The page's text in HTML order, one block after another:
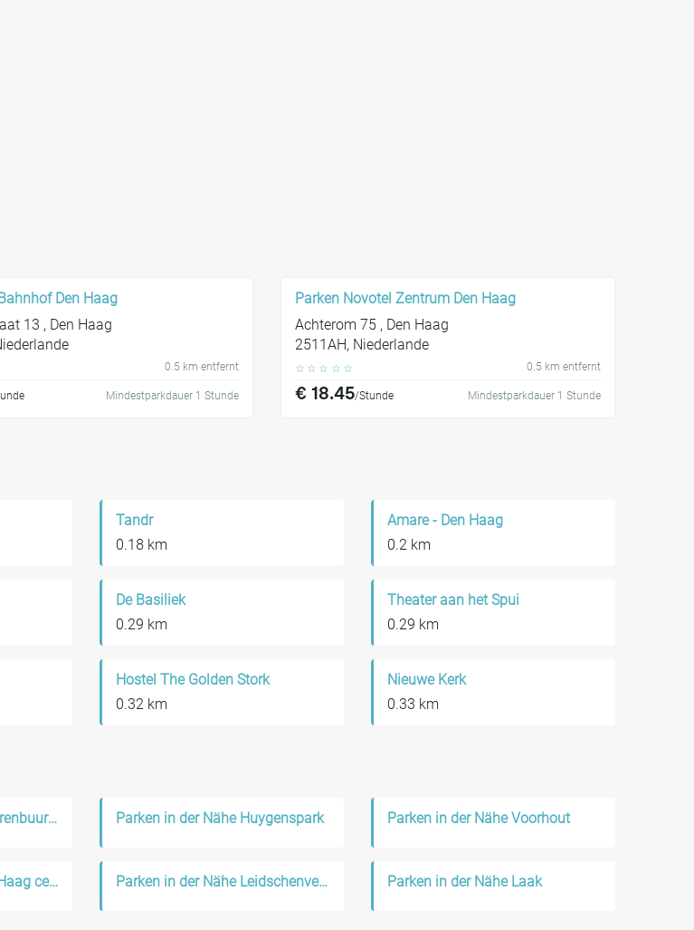
Den Haag
13 , Den Haag
0.5 km entfernt
Mindestparkdauer 1 Stunde
Parken Novotel Zentrum Den Haag
Achterom 75 , Den Haag
2511AH, Niederlande
☆ ☆ ☆ ☆ ☆ 0.5 km entfernt
€ 18.45/Stunde Mindestparkdauer 1 Stunde
Tandr
0.18 km
Amare - Den Haag
0.2 km
De Basiliek
0.29 km
Theater aan het Spui
0.29 km
Hostel The Golden Stork
0.32 km
Nieuwe Kerk
0.33 km
Parken in der Nähe Rivierenbuurt-Noord Parken in der Nähe Huygenspark Parken in der Nähe Voorhout
Parken in der Nähe Den Haag centrum Parken in der Nähe Leidschenveen-Ypenburg Parken in der Nähe Laak